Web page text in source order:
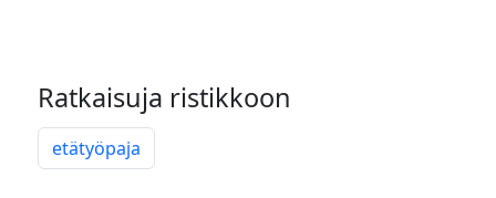
Ratkaisuja ristikkoon
etätyöpaja